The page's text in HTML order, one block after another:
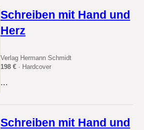
Schreiben mit Hand und
Herz
Verlag Hermann Schmidt
198 €· Hardcover
...
Schreiben mit Hand und